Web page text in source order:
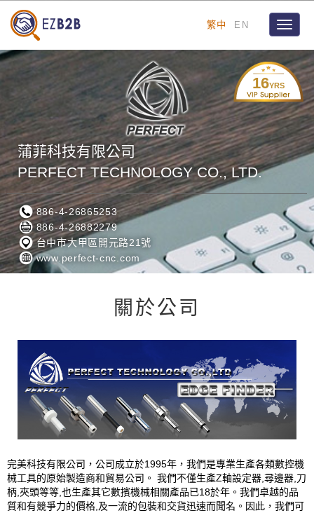
繁中 EN
Toggle
16YRS
蒲菲科技有限公司
PERFECT TECHNOLOGY CO., LTD.
886-4-26865253
886-4-26882279
台中市大甲區開元路21號
www.perfect-cnc.com
關於公司
完美科技有限公司，公司成立於1995年，我們是專業生產各類數控機
械工具的原始製造商和貿易公司。 我們不僅生產Z軸設定器,尋邊器,刀
柄,夾頭等等,也生產其它數擯機械相關產品已18於年。我們卓越的品
質和有競爭力的價格,及一流的包裝和交貨迅速而聞名。因此，我們可